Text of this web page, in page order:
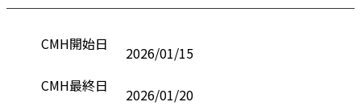
CMH開始日
2026/01/15
CMH最終日
2026/01/20